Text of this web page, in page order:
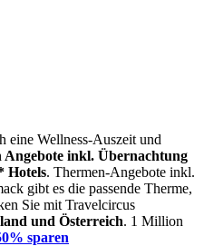
eine Wellness-Auszeit und
Angebote inkl. Übernachtung
Hotels. Thermen-Angebote inkl.
gibt es die passende Therme,
Sie mit Travelcircus
und Österreich. 1 Million
sparen